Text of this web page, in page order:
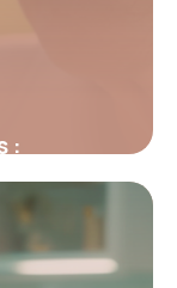
:
clés